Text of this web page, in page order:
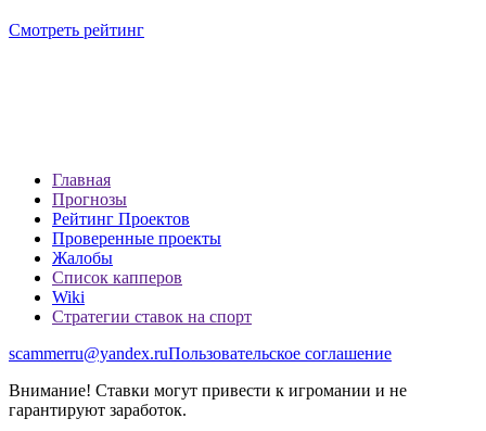
Смотреть рейтинг
Главная
Прогнозы
Рейтинг Проектов
Проверенные проекты
Жалобы
Список капперов
Wiki
Стратегии ставок на спорт
scammerru@yandex.ruПользовательское соглашение
Внимание! Ставки могут привести к игромании и не
гарантируют заработок.